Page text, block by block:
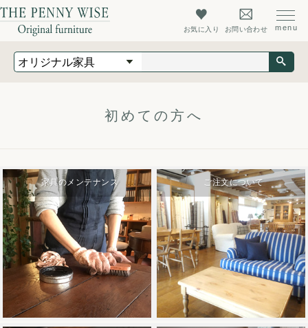
お気に入り お問い合わせ
オリジナル家具
ザ・ペニーワイズについて
初めての方へ
よくあるご質問
会社概要
会員登録
初めての方へ
家具のメンテナンス ご注文について